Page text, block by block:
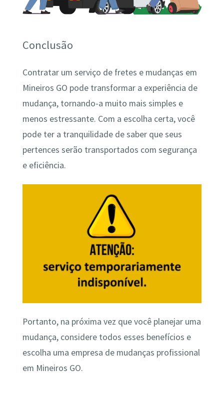
Conclusão
Contratar um serviço de fretes e mudanças em
Mineiros GO pode transformar a experiência de
mudança, tornando-a muito mais simples e
menos estressante. Com a escolha certa, você
pode ter a tranquilidade de saber que seus
pertences serão transportados com segurança
e eficiência.
Portanto, na próxima vez que você planejar uma
mudança, considere todos esses benefícios e
escolha uma empresa de mudanças profissional
em Mineiros GO.